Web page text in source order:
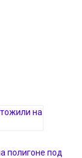
полигоне под